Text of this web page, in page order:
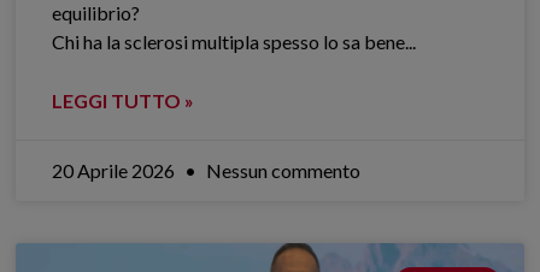
equilibrio?
Chi ha la sclerosi multipla spesso lo sa bene.​..
LEGGI TUTTO »
20 Aprile 2026 Nessun commento